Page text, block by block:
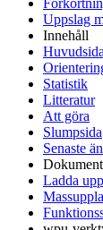
Uppslag
Innehåll
Huvudsida
Statistik
Litteratur
Att göra
Slumpsida
Senaste
Ladda